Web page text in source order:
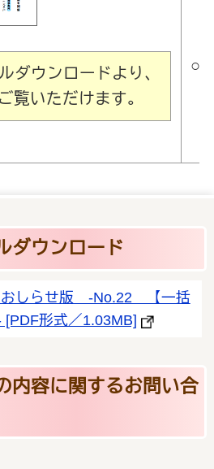
ダウンロードより、
覧いただけます。
○
ダウンロード
おしらせ版 -No.22 【一括
[PDF形式／1.03MB]
内容に関するお問い合